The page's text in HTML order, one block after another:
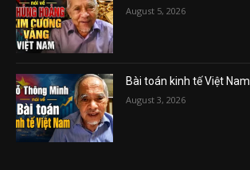
August 5, 2026
Bài toán kinh tế Việt Nam
August 3, 2026